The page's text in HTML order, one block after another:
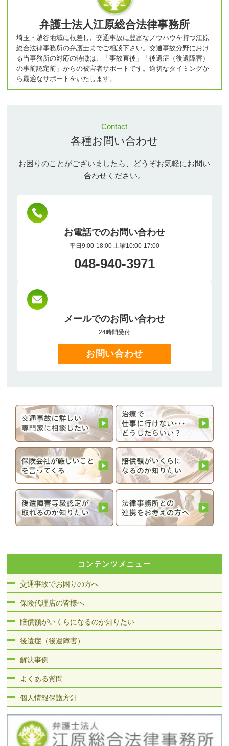
弁護士法人江原総合法律事務所
埼玉・越谷地域に根差し、交通事故に豊富なノウハウを持つ江原
総合法律事務所の弁護士までご相談下さい。交通事故分野におけ
る当事務所の対応の特徴は、「事故直後」「後遺症（後遺障害）
の事前認定前」からの被害者サポートです。適切なタイミングか
ら最適なサポートをいたします。
Contact
各種お問い合わせ
お困りのことがございましたら、どうぞお気軽にお問い
合わせください。
お電話でのお問い合わせ
平日9:00-18:00 土曜10:00-17:00
048-940-3971
メールでのお問い合わせ
24時間受付
お問い合わせ
コンテンツメニュー
交通事故でお困りの方へ
保険代理店の皆様へ
賠償額がいくらになるのか知りたい
後遺症（後遺障害）
解決事例
よくある質問
個人情報保護方針